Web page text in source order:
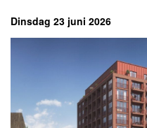
Dinsdag 23 juni 2026